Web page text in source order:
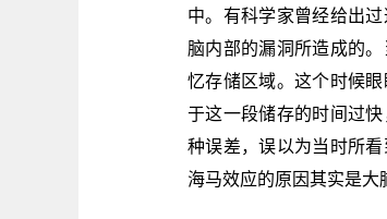
中。有科学家曾经给出
脑内部的漏洞所造成的
忆存储区域。这个时候
于这一段储存的时间过
种误差，误以为当时所
海马效应的原因其实是大